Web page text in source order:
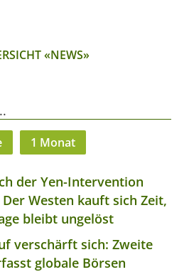
«NEWS»
1 Monat
der Yen-Intervention
Westen kauft sich Zeit,
bleibt ungelöst
verschärft sich: Zweite
globale Börsen